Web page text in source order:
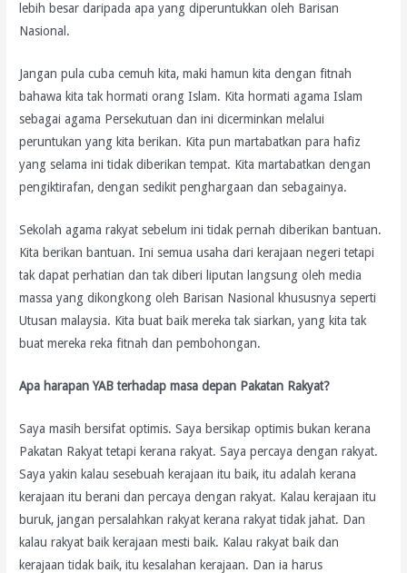
lebih besar daripada apa yang diperuntukkan oleh Barisan
Nasional.
Jangan pula cuba cemuh kita, maki hamun kita dengan fitnah
bahawa kita tak hormati orang Islam. Kita hormati agama Islam
sebagai agama Persekutuan dan ini dicerminkan melalui
peruntukan yang kita berikan. Kita pun martabatkan para hafiz
yang selama ini tidak diberikan tempat. Kita martabatkan dengan
pengiktirafan, dengan sedikit penghargaan dan sebagainya.
Sekolah agama rakyat sebelum ini tidak pernah diberikan bantuan.
Kita berikan bantuan. Ini semua usaha dari kerajaan negeri tetapi
tak dapat perhatian dan tak diberi liputan langsung oleh media
massa yang dikongkong oleh Barisan Nasional khususnya seperti
Utusan malaysia. Kita buat baik mereka tak siarkan, yang kita tak
buat mereka reka fitnah dan pembohongan.
Apa harapan YAB terhadap masa depan Pakatan Rakyat?
Saya masih bersifat optimis. Saya bersikap optimis bukan kerana
Pakatan Rakyat tetapi kerana rakyat. Saya percaya dengan rakyat.
Saya yakin kalau sesebuah kerajaan itu baik, itu adalah kerana
kerajaan itu berani dan percaya dengan rakyat. Kalau kerajaan itu
buruk, jangan persalahkan rakyat kerana rakyat tidak jahat. Dan
kalau rakyat baik kerajaan mesti baik. Kalau rakyat baik dan
kerajaan tidak baik, itu kesalahan kerajaan. Dan ia harus